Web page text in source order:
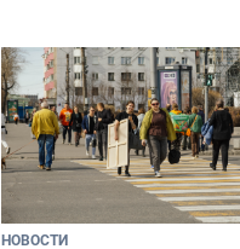
НОВОСТИ